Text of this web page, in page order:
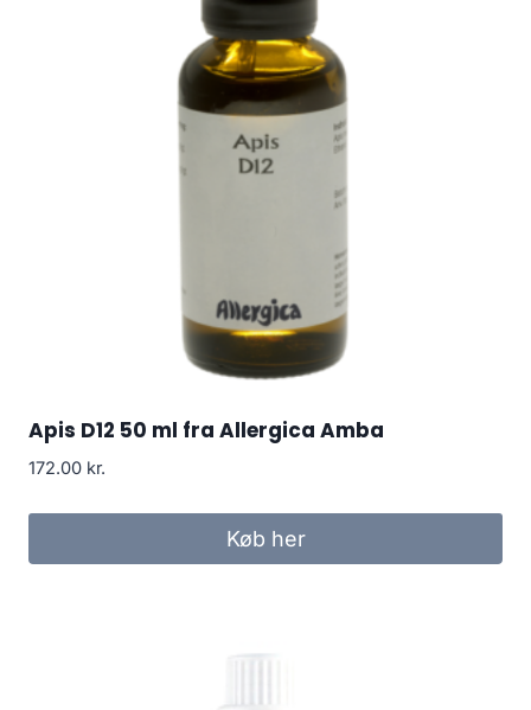
Apis D12 50 ml fra Allergica Amba
172.00 kr.
Køb her